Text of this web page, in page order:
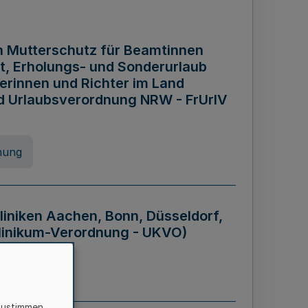
Mutterschutz für Beamtinnen
Erholungs- und Sonderurlaub
und Richter im Land
NRW - FrUrlV
Aachen, Bonn, Düsseldorf,
Verordnung - UKVO)